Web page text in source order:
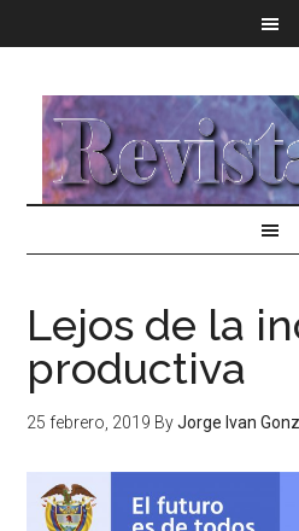
Lejos de la
productiva
25 febrero, 2019 ByJorge Ivan